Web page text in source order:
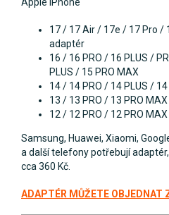
17 / 17 Air / 17e / 17 Pro /
adaptér
16 / 16 PRO / 16 PLUS /
PLUS / 15 PRO MAX
14 / 14 PRO / 14 PLUS /
13 / 13 PRO / 13 PRO
12 / 12 PRO / 12 PRO
Samsung, Huawei, Xiaomi,
a další telefony potřebují
cca 360 Kč.
ADAPTÉR MŮŽETE OBJEDNAT